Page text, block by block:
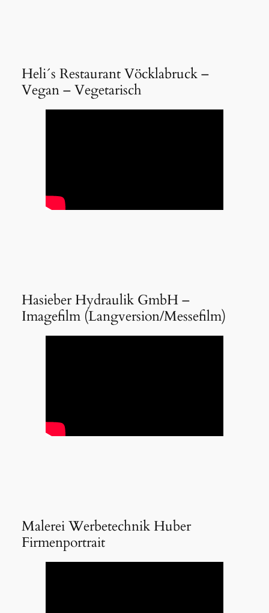
Heli´s Restaurant Vöcklabruck –
Vegan – Vegetarisch
Hasieber Hydraulik GmbH –
Imagefilm (Langversion/Messefilm)
Malerei Werbetechnik Huber
Firmenportrait